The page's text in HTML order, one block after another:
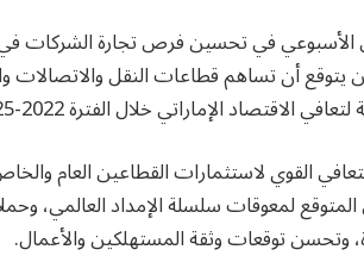
الأسبوعي في تحسين فرص تجارة الشركات
أن تساهم قطاعات النقل والاتصالات
الإماراتي خلال الفترة 2022-2025.
القوي لاستثمارات القطاعين العام
لمعوقات سلسلة الإمداد العالمي،
وتحسن توقعات وثقة المستهلكين والأعمال.